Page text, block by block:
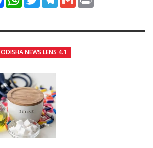
ODISHA NEWS LENS 4.1